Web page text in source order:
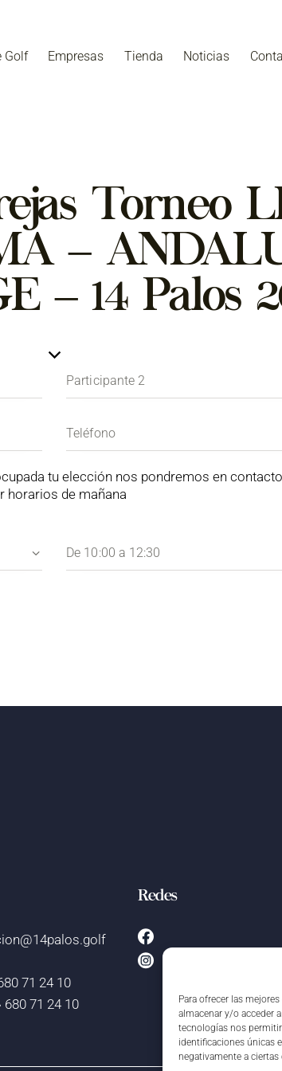
Para ofrecer las
almacenar y/o acceder
tecnologías nos
identificaciones únicas
negativamente a
Golf Empresas Tienda Noticias
Torneo
–
– 14 Palos
tu elección nos pondremos en
horarios de mañana
71 24 10
71 24 10
Redes